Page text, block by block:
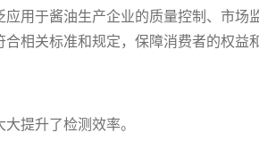
用于酱油生产企业的质量控制、市
相关标准和规定，保障消费者的权益
提升了检测效率。